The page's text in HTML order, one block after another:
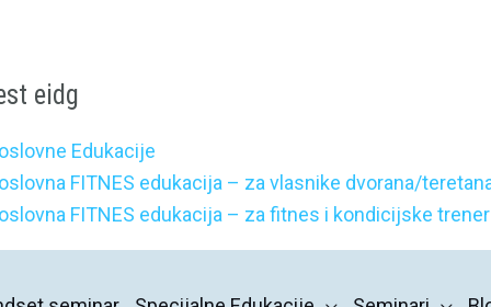
eidg
Edukacije
FITNES edukacija – za vlasnike dvorana/
FITNES edukacija – za fitnes i kondicijske